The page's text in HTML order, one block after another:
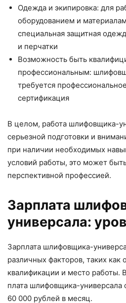
Одежда и экипировка: для
оборудованием и
специальная защитная
и перчатки
Возможность быть
профессиональным:
требуется
сертификация
В целом, работа шлифовщика-
серьезной подготовки и
при наличии необходимых
условий работы, это может
перспективной профессией.
Зарплата
универсала:
Зарплата шлифовщика-
различных факторов, таких как
квалификации и место работы.
плата шлифовщика-универсала
60 000 рублей в месяц.